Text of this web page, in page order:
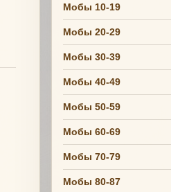
Мобы 10-19
Мобы 20-29
Мобы 30-39
Мобы 40-49
Мобы 50-59
Мобы 60-69
Мобы 70-79
Мобы 80-87